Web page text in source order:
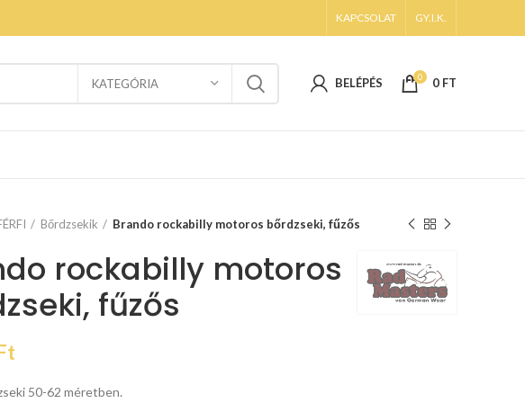
KAPCSOLAT GY.I.K.
KATEGÓRIA BELÉPÉS 0 0 FT
Bőrdzsekik Brando rockabilly motoros bőrdzseki, fűzős
rockabilly motoros
fűzős
50-62 méretben.